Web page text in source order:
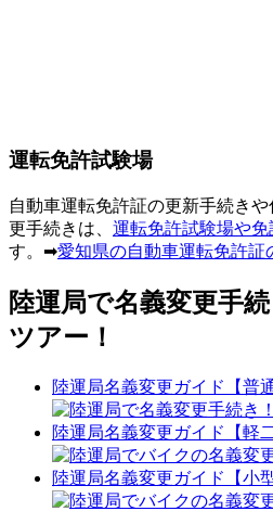
運転免許試験場
自動車運転免許証の更新手続き
更手続きは、 運転免許試験場や免
す。➡愛知県の自動車運転免許証
陸運局で名義変更手
ツアー！
陸運局名義変更ガイド【普
陸運局名義変更ガイド【軽
陸運局名義変更ガイド【小